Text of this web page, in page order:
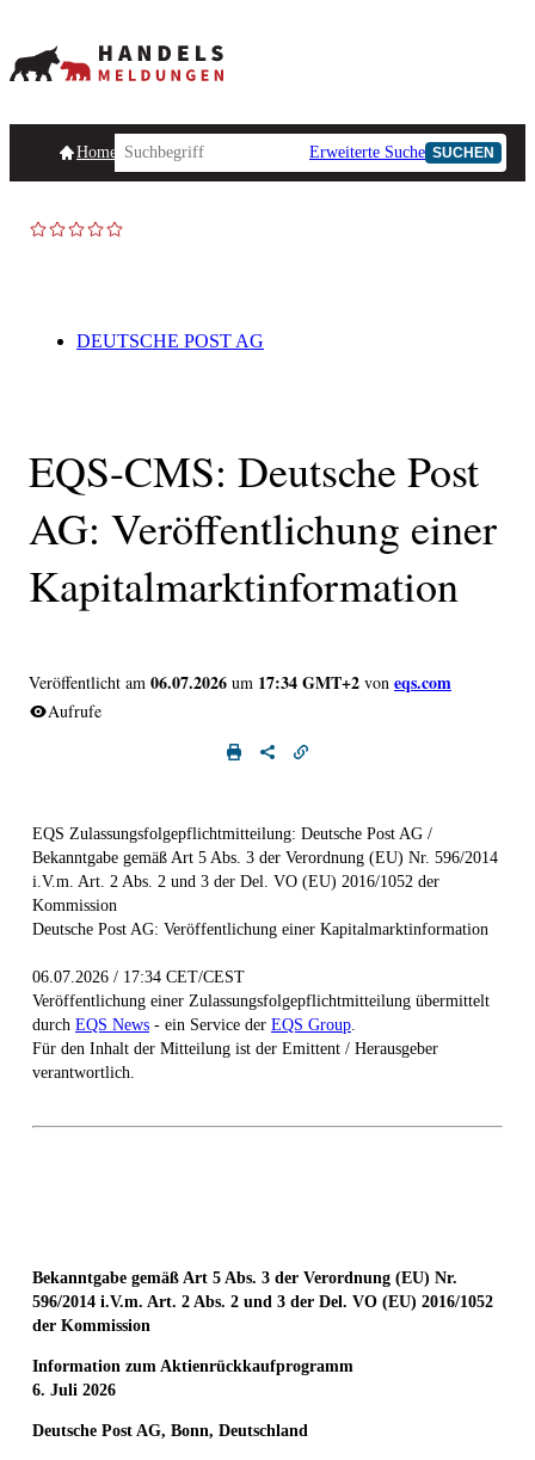
HomepageHandelsmeldungen Ad-Hoc-Meldungen
Erweiterte Suche SUCHEN
DEUTSCHE POST AG
EQS-CMS: Deutsche Post
AG: Veröffentlichung einer
Kapitalmarktinformation
Veröffentlicht am 06.07.2026 um 17:34 GMT+2 von eqs.com
Aufrufe
EQS Zulassungsfolgepflichtmitteilung: Deutsche Post AG /
Bekanntgabe gemäß Art 5 Abs. 3 der Verordnung (EU) Nr. 596/2014
i.V.m. Art. 2 Abs. 2 und 3 der Del. VO (EU) 2016/1052 der
Kommission
Deutsche Post AG: Veröffentlichung einer Kapitalmarktinformation
06.07.2026 / 17:34 CET/CEST
Veröffentlichung einer Zulassungsfolgepflichtmitteilung übermittelt
durch EQS News - ein Service der EQS Group
Für den Inhalt der Mitteilung ist der Emittent / Herausgeber
verantwortlich.
Bekanntgabe gemäß Art 5 Abs. 3 der Verordnung (EU) Nr.
596/2014 i.V.m. Art. 2 Abs. 2 und 3 der Del. VO (EU) 2016/1052
der Kommission
Information zum Aktienrückkaufprogramm
6. Juli 2026
Deutsche Post AG, Bonn, Deutschland